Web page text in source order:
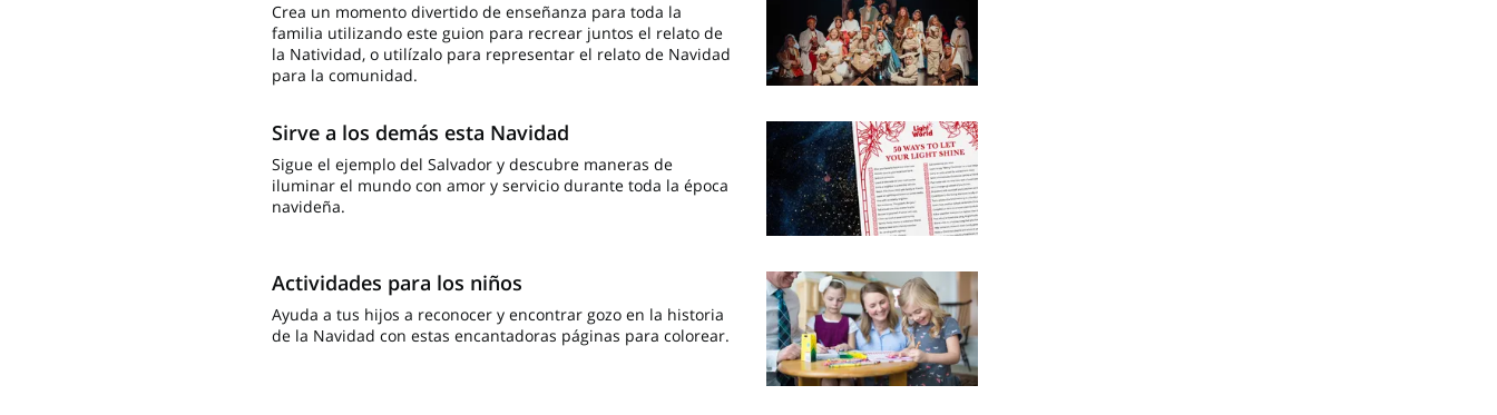
Crea un momento divertido de enseñanza para toda la
familia utilizando este guion para recrear juntos el relato de
la Natividad, o utilízalo para representar el relato de Navidad
para la comunidad.
Sirve a los demás esta Navidad
Sigue el ejemplo del Salvador y descubre maneras de
iluminar el mundo con amor y servicio durante toda la época
navideña.
Actividades para los niños
Ayuda a tus hijos a reconocer y encontrar gozo en la historia
de la Navidad con estas encantadoras páginas para colorear.